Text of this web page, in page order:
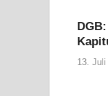
13. Juli